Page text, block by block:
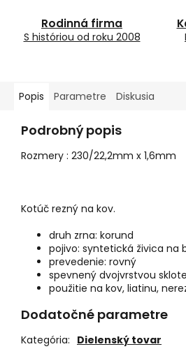
Rodinná firma
S históriou od roku 2008
Popis Parametre Diskusia
Podrobný popis
Rozmery : 230/22,2mm x 1,6mm
Kotúč rezný na kov.
druh zrna: korund
pojivo: syntetická živica na
prevedenie: rovný
spevnený dvojvrstvou
použitie na kov, liatinu,
Dodatočné parametre
Kategória: Dielenský tovar